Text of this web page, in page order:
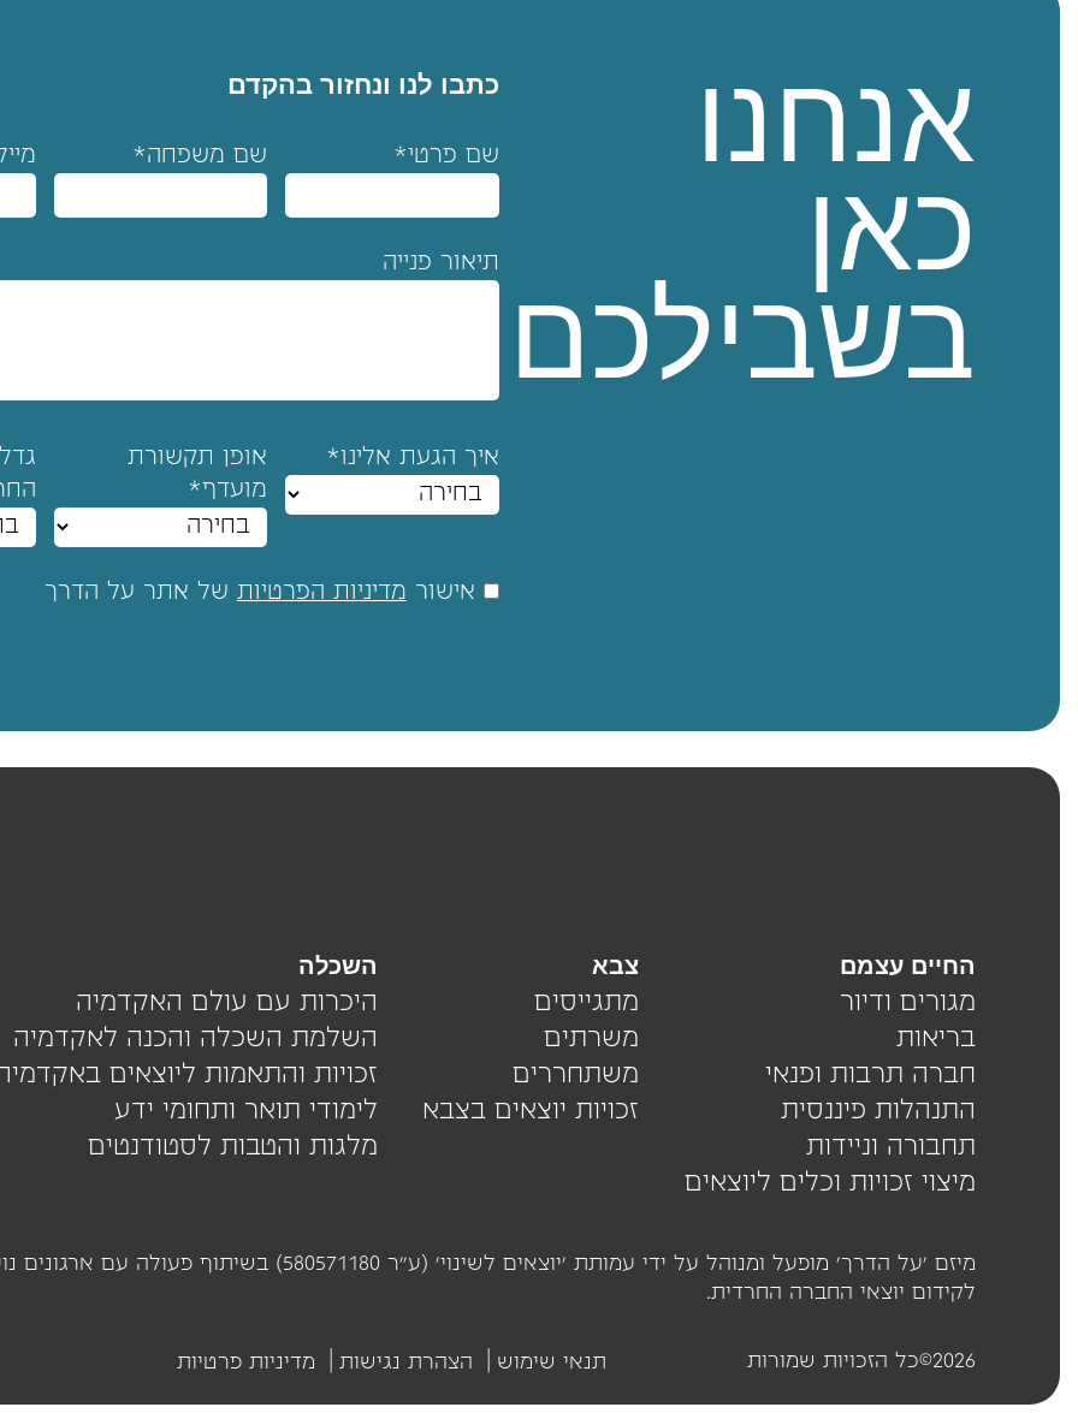
אנחנו
כאן
בשבילכם
כתבו לנו ונחזור בהקדם
שם פרטי* שם משפחה*
תיאור פנייה
איך הגעת אלינו*
אופן תקשורת
מועדף*
אישור מדיניות הפרטיות של אתר על הדרך
החיים עצמם
מגורים ודיור
בריאות
חברה תרבות ופנאי
התנהלות פיננסית
תחבורה וניידות
מיצוי זכויות וכלים ליוצאים
צבא
מתגייסים
משרתים
משתחררים
זכויות יוצאים בצבא
השכלה
היכרות עם עולם האקדמיה
השלמת השכלה והכנה לאקדמיה
זכויות והתאמות ליוצאים
לימודי תואר ותחומי ידע
מלגות והטבות לסטודנטים
מיזם 'על הדרך' מופעל ומנוהל על ידי עמותת 'יוצאים
לקידום יוצאי החברה החרדית.
2026©כל הזכויות שמורות תנאי שימוש הצהרת נגישות מדיניות פרטיות